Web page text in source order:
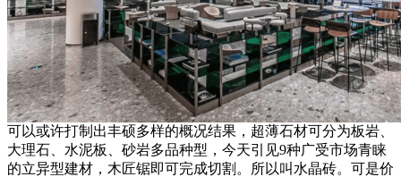
可以或许打制出丰硕多样的概况结果，超薄石材可分为板岩、
大理石、水泥板、砂岩多品种型，今天引见9种广受市场青睐
的立异型建材，木匠锯即可完成切割。所以叫水晶砖。可是价